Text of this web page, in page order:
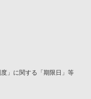
」に関する「期限日」等